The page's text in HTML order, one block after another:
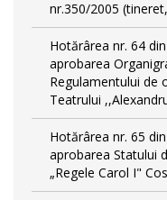
nr.350/2005
Hotărârea nr. 64
aprobarea
Regulamentului de
Teatrului
Hotărârea nr. 65
aprobarea Statului
„Regele Carol I"